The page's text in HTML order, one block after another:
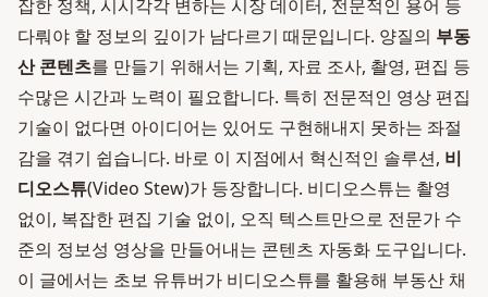
잡한 정책, 시시각각 변하는 시장 데이터, 전문적인 용어 등
다뤄야 할 정보의 깊이가 남다르기 때문입니다. 양질의 부동
산 콘텐츠를 만들기 위해서는 기획, 자료 조사, 촬영, 편집 등
수많은 시간과 노력이 필요합니다. 특히 전문적인 영상 편집
기술이 없다면 아이디어는 있어도 구현해내지 못하는 좌절
감을 겪기 쉽습니다. 바로 이 지점에서 혁신적인 솔루션, 비
디오스튜(Video Stew)가 등장합니다. 비디오스튜는 촬영
없이, 복잡한 편집 기술 없이, 오직 텍스트만으로 전문가 수
준의 정보성 영상을 만들어내는 콘텐츠 자동화 도구입니다.
이 글에서는 초보 유튜버가 비디오스튜를 활용해 부동산 채